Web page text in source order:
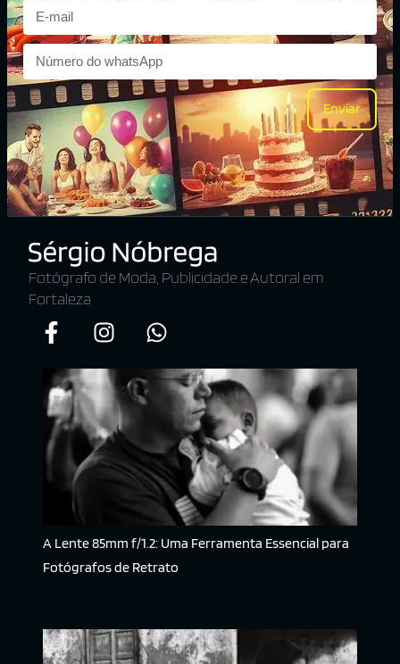
Enviar
Fotógrafo de Moda, Publicidade e Autoral em
Fortaleza
A Lente 85mm f/1.2: Uma Ferramenta Essencial para
Fotógrafos de Retrato